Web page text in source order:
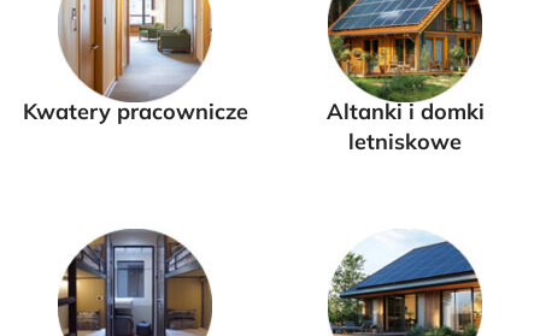
Kwatery pracownicze
Altanki i domki
letniskowe